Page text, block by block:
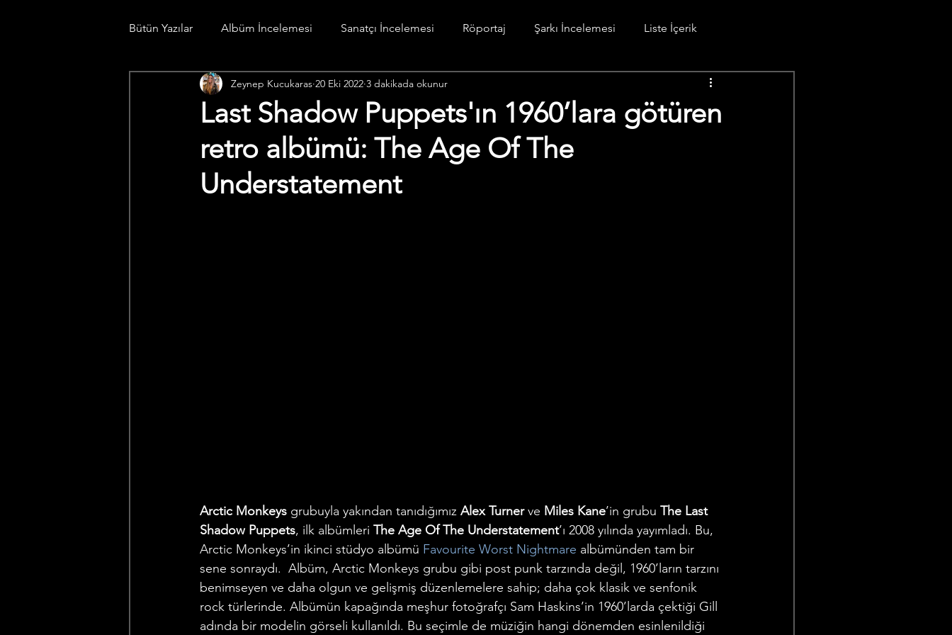
Bütün Yazılar Albüm İncelemesi Sanatçı İncelemesi Röportaj Şarkı İncelemesi Liste İçerik
Konser Günlüğü Spotify Listesi Diğer
Last Shadow Puppets'ın 1960’lara götüren
retro albümü: The Age Of The
Understatement
Zeynep Kucukaras 20 Eki 2022 3 dakikada okunur
Arctic Monkeys grubuyla yakından tanıdığımız Alex Turner ve Miles Kane’in grubu The Last
Shadow Puppets, ilk albümleri The Age Of The Understatement’ı 2008 yılında yayımladı. Bu,
Arctic Monkeys’in ikinci stüdyo albümü Favourite Worst Nightmare albümünden tam bir
sene sonraydı.  Albüm, Arctic Monkeys grubu gibi post punk tarzında değil, 1960’ların tarzını
benimseyen ve daha olgun ve gelişmiş düzenlemelere sahip; daha çok klasik ve senfonik
rock türlerinde. Albümün kapağında meşhur fotoğrafçı Sam Haskins’in 1960’larda çektiği Gill
adında bir modelin görseli kullanıldı. Bu seçimle de müziğin hangi dönemden esinlenildiği